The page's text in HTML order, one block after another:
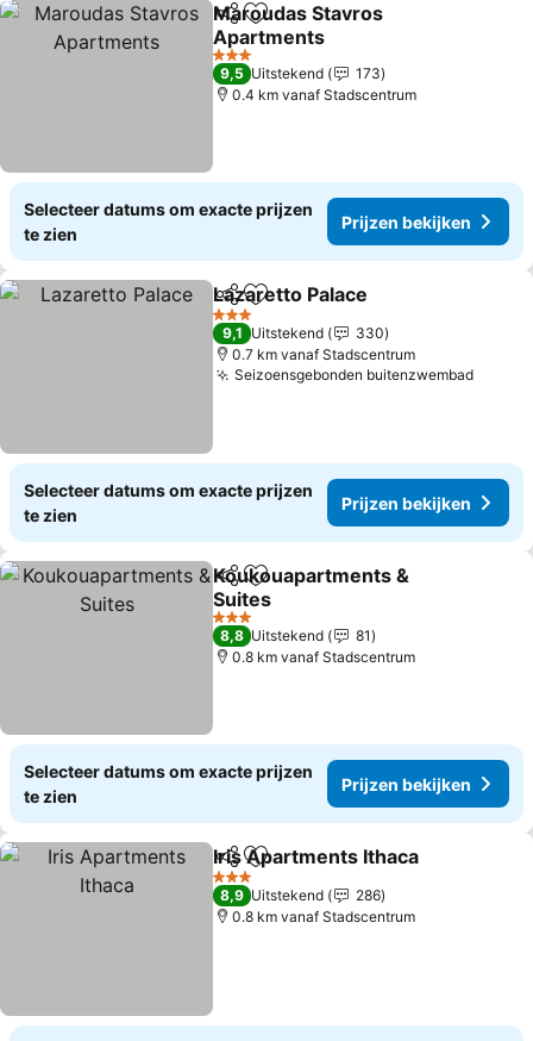
DelenToevoegen aan favorieten
Maroudas Stavros
Apartments
Prijzen bekijken
3 Sterren
9,5 Uitstekend
173
0.4 km vanaf Stadscentrum
Selecteer datums om exacte prijzen
te zien
Prijzen bekijken
DelenToevoegen aan favorieten
Lazaretto Palace
3 Sterren
9,1 Uitstekend
330
0.7 km vanaf Stadscentrum
Seizoensgebonden buitenzwembad
Selecteer datums om exacte prijzen
te zien
Prijzen bekijken
DelenToevoegen aan favorieten
Koukouapartments &
Suites
Prijzen bekijken
3 Sterren
8,8 Uitstekend
81
0.8 km vanaf Stadscentrum
Selecteer datums om exacte prijzen
te zien
Prijzen bekijken
DelenToevoegen aan favorieten
Iris Apartments Ithaca
3 Sterren
8,9 Uitstekend
286
0.8 km vanaf Stadscentrum